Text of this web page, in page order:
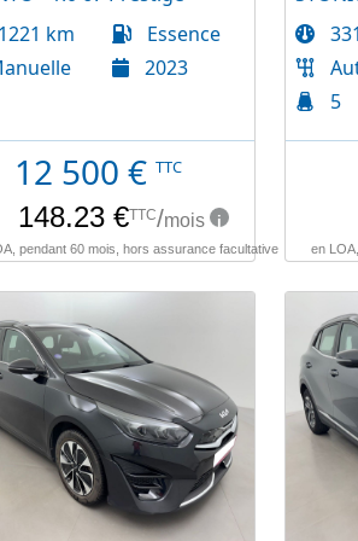
km
Essence
2023
12 500 € TTC
5